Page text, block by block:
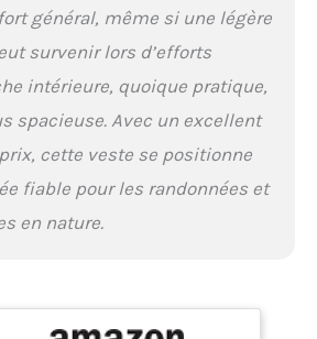
athlétique de cette veste
adaptée à un large éventail
d’activités de plein air,
VTT, le camping, le
canotage, la pêche et
général, même si une légère
survenir lors d’efforts
intérieure, quoique pratique,
spacieuse. Avec un excellent
cette veste se positionne
fiable pour les randonnées et
en nature.